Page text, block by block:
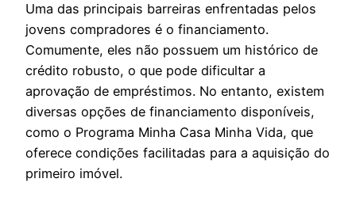
Uma das principais barreiras enfrentadas pelos
jovens compradores é o financiamento.
Comumente, eles não possuem um histórico de
crédito robusto, o que pode dificultar a
aprovação de empréstimos. No entanto, existem
diversas opções de financiamento disponíveis,
como o Programa Minha Casa Minha Vida, que
oferece condições facilitadas para a aquisição do
primeiro imóvel.